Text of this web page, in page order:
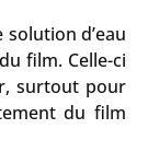
solution d’eau
film. Celle-ci
surtout pour
du film